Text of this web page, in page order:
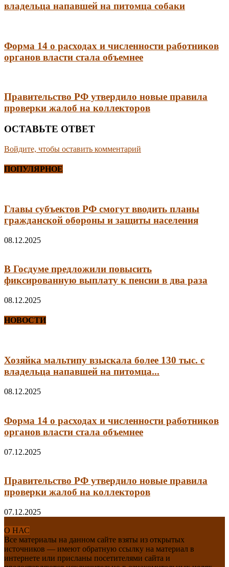
владельца напавшей на питомца собаки
Форма 14 о расходах и численности работников
органов власти стала объемнее
Правительство РФ утвердило новые правила
проверки жалоб на коллекторов
ОСТАВЬТЕ ОТВЕТ
Войдите, чтобы оставить комментарий
ПОПУЛЯРНОЕ
Главы субъектов РФ смогут вводить планы
гражданской обороны и защиты населения
08.12.2025
В Госдуме предложили повысить
фиксированную выплату к пенсии в два раза
08.12.2025
НОВОСТИ
Хозяйка мальтипу взыскала более 130 тыс. с
владельца напавшей на питомца...
08.12.2025
Форма 14 о расходах и численности работников
органов власти стала объемнее
07.12.2025
Правительство РФ утвердило новые правила
проверки жалоб на коллекторов
07.12.2025
О НАС
Все материалы на данном сайте взяты из открытых
источников — имеют обратную ссылку на материал в
интернете или присланы посетителями сайта и